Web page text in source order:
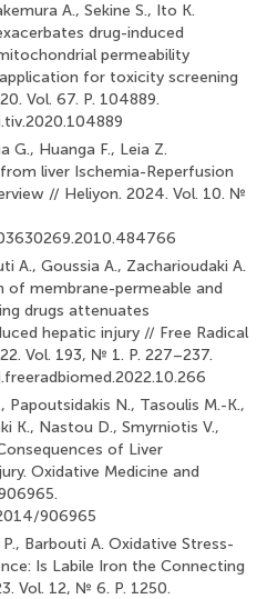
A., Sekine S., Ito K.
drug-induced
permeability
for toxicity screening
Vol. 67. P. 104889.
G., Huanga F., Leia Z.
liver Ischemia-Reperfusion
// Неliyon. 2024. Vol. 10. №
A., Goussia A., Zacharioudaki A.
of membrane-permeable and
drugs attenuates
hepatic injury // Free Radical
Vol. 193, № 1. P. 227–237.
Papoutsidakis N., Tasoulis M.-K.,
K., Nastou D., Smyrniotis V.,
of Liver
Oxidative Medicine and
906965
Barbouti A. Oxidative Stress-
Is Labile Iron the Connecting
Vol. 12, № 6. P. 1250.